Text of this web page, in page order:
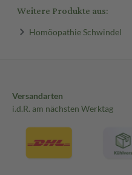
Weitere Produkte aus:
Homöopathie Schwindel
Versandarten
i.d.R. am nächsten Werktag